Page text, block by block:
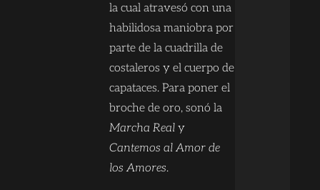
la cual atravesó con una
habilidosa maniobra por
parte de la cuadrilla de
costaleros y el cuerpo de
capataces. Para poner el
broche de oro, sonó la
Marcha Real y
Cantemos al Amor de
los Amores.